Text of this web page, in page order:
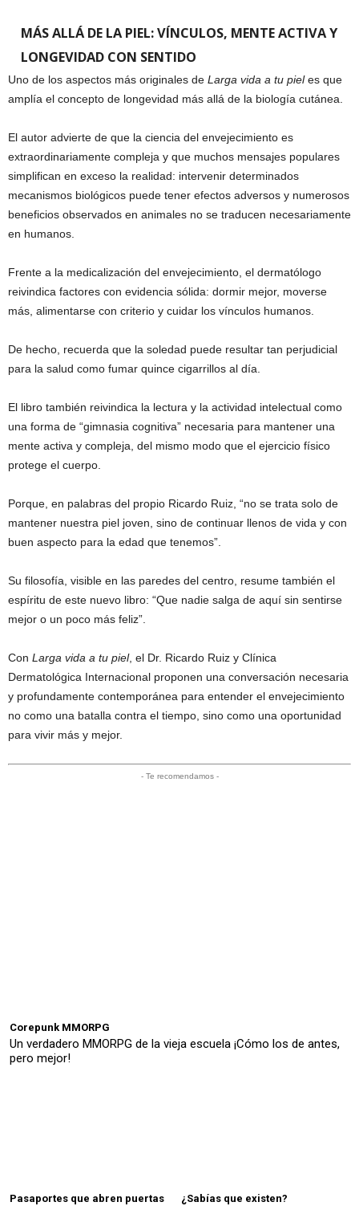
MÁS ALLÁ DE LA PIEL: VÍNCULOS, MENTE ACTIVA Y
LONGEVIDAD CON SENTIDO
Uno de los aspectos más originales de Larga vida a tu pieles que
amplía el concepto de longevidad más allá de la biología cutánea.
El autor advierte de que la ciencia del envejecimiento es
extraordinariamente compleja y que muchos mensajes populares
simplifican en exceso la realidad: intervenir determinados
mecanismos biológicos puede tener efectos adversos y numerosos
beneficios observados en animales no se traducen necesariamente
en humanos.
Frente a la medicalización del envejecimiento, el dermatólogo
reivindica factores con evidencia sólida: dormir mejor, moverse
más, alimentarse con criterio y cuidar los vínculos humanos.
De hecho, recuerda que la soledad puede resultar tan perjudicial
para la salud como fumar quince cigarrillos al día.
El libro también reivindica la lectura y la actividad intelectual como
una forma de “gimnasia cognitiva” necesaria para mantener una
mente activa y compleja, del mismo modo que el ejercicio físico
protege el cuerpo.
Porque, en palabras del propio Ricardo Ruiz, “no se trata solo de
mantener nuestra piel joven, sino de continuar llenos de vida y con
buen aspecto para la edad que tenemos”.
Su filosofía, visible en las paredes del centro, resume también el
espíritu de este nuevo libro: “Que nadie salga de aquí sin sentirse
mejor o un poco más feliz”.
Con Larga vida a tu piel, el Dr. Ricardo Ruiz y Clínica
Dermatológica Internacional proponen una conversación necesaria
y profundamente contemporánea para entender el envejecimiento
no como una batalla contra el tiempo, sino como una oportunidad
para vivir más y mejor.
- Te recomendamos -
Corepunk MMORPG
Un verdadero MMORPG de la vieja escuela ¡Cómo los de antes,
pero mejor!
Pasaportes que abren puertas ¿Sabías que existen?